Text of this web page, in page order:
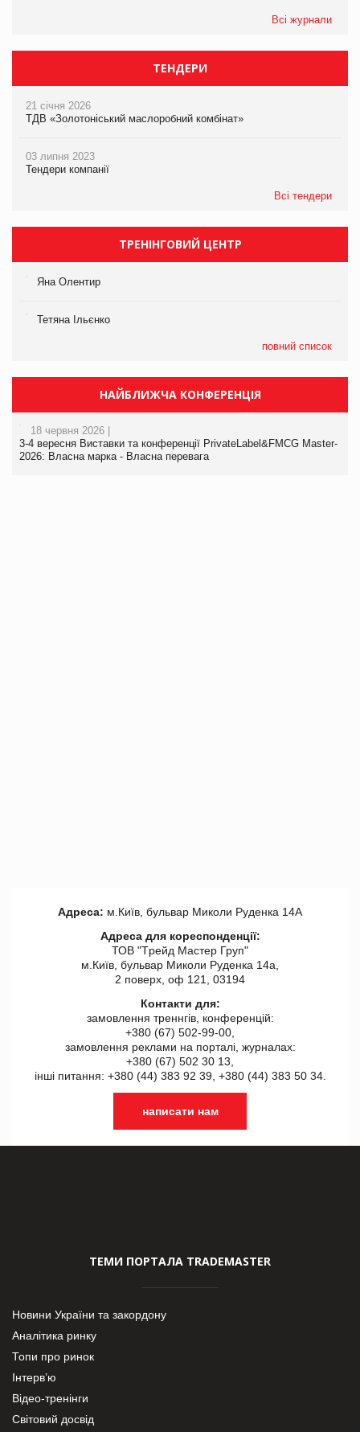
Всі журнали
ТЕНДЕРИ
21 січня 2026
ТДВ «Золотоніський маслоробний комбінат»
03 липня 2023
Тендери компанії
Всі тендери
ТРЕНІНГОВИЙ ЦЕНТР
Яна Олентир
Тетяна Ільєнко
повний список
НАЙБЛИЖЧА КОНФЕРЕНЦІЯ
18 червня 2026 |
3-4 вересня Виставки та конференції PrivateLabel&FMCG Master-
2026: Власна марка - Власна перевага
Адреса: м.Київ, бульвар Миколи Руденка 14А
Адреса для кореспонденції:
ТОВ "Tрейд Мастер Груп"
м.Київ, бульвар Миколи Руденка 14а,
2 поверх, оф 121, 03194
Контакти для:
замовлення треннгів, конференцій:
+380 (67) 502-99-00,
замовлення реклами на порталі, журналах:
+380 (67) 502 30 13,
інші питання: +380 (44) 383 92 39, +380 (44) 383 50 34.
написати нам
ТЕМИ ПОРТАЛА TRADEMASTER
Новини України та закордону
Аналітика ринку
Топи про ринок
Інтерв’ю
Відео-тренінги
Світовий досвід